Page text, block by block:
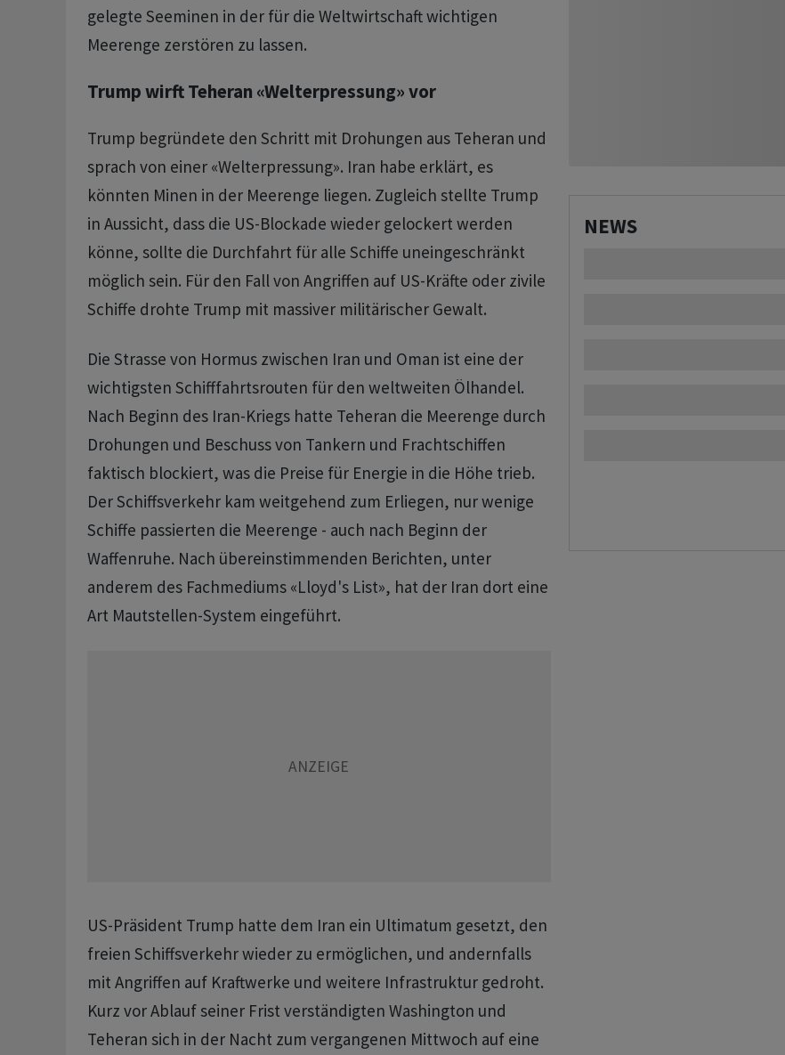
gelegte Seeminen in der für die Weltwirtschaft wichtigen
Meerenge zerstören zu lassen.
Trump wirft Teheran «Welterpressung» vor
Trump begründete den Schritt mit Drohungen aus Teheran und
sprach von einer «Welterpressung». Iran habe erklärt, es
könnten Minen in der Meerenge liegen. Zugleich stellte Trump
in Aussicht, dass die US-Blockade wieder gelockert werden
könne, sollte die Durchfahrt für alle Schiffe uneingeschränkt
möglich sein. Für den Fall von Angriffen auf US-Kräfte oder zivile
Schiffe drohte Trump mit massiver militärischer Gewalt.
Die Strasse von Hormus zwischen Iran und Oman ist eine der
wichtigsten Schifffahrtsrouten für den weltweiten Ölhandel.
Nach Beginn des Iran-Kriegs hatte Teheran die Meerenge durch
Drohungen und Beschuss von Tankern und Frachtschiffen
faktisch blockiert, was die Preise für Energie in die Höhe trieb.
Der Schiffsverkehr kam weitgehend zum Erliegen, nur wenige
Schiffe passierten die Meerenge - auch nach Beginn der
Waffenruhe. Nach übereinstimmenden Berichten, unter
anderem des Fachmediums «Lloyd's List», hat der Iran dort eine
Art Mautstellen-System eingeführt.
US-Präsident Trump hatte dem Iran ein Ultimatum gesetzt, den
freien Schiffsverkehr wieder zu ermöglichen, und andernfalls
mit Angriffen auf Kraftwerke und weitere Infrastruktur gedroht.
Kurz vor Ablauf seiner Frist verständigten Washington und
Teheran sich in der Nacht zum vergangenen Mittwoch auf eine
NEWS